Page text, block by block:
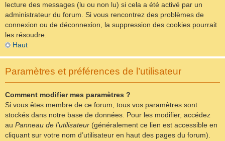
lecture des messages (lu ou non lu) si cela a été activé par un
administrateur du forum. Si vous rencontrez des problèmes de
connexion ou de déconnexion, la suppression des cookies pourrait
les résoudre.
Haut
Paramètres et préférences de l’utilisateur
Comment modifier mes paramètres ?
Si vous êtes membre de ce forum, tous vos paramètres sont
stockés dans notre base de données. Pour les modifier, accédez
au Panneau de l’utilisateur (généralement ce lien est accessible en
cliquant sur votre nom d’utilisateur en haut des pages du forum).